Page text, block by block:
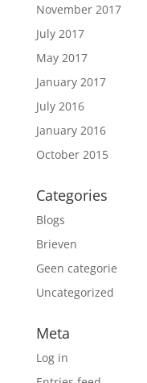
November 2017
July 2017
May 2017
January 2017
July 2016
January 2016
October 2015
Categories
Blogs
Brieven
Geen categorie
Uncategorized
Meta
Log in